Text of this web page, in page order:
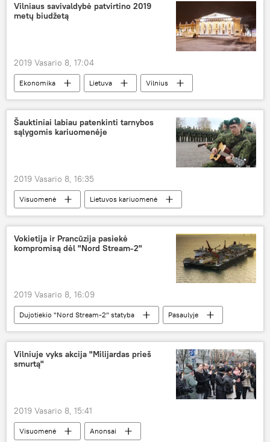
Lietuvos prezidento rinkimai 2019
Vilniaus savivaldybė patvirtino 2019
metų biudžetą
2019 Vasario 8, 17:04
Ekonomika Lietuva
Vilnius
biudžetas
Šauktiniai labiau patenkinti tarnybos
sąlygomis kariuomenėje
2019 Vasario 8, 16:35
Visuomenė Lietuvos kariuomenė
Vokietija ir Prancūzija pasiekė
kompromisą dėl "Nord Stream-2"
2019 Vasario 8, 16:09
Dujotiekio "Nord Stream-2" statyba
Pasaulyje
Ekonomika
Nord Stream-2
Vokietija
Prancūzija
Vilniuje vyks akcija "Milijardas prieš
smurtą"
2019 Vasario 8, 15:41
Visuomenė Anonsai